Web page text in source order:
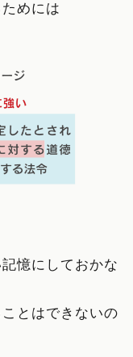
めには
憶にしておかな
とはできないの